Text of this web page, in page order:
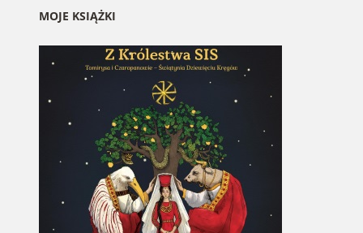
MOJE KSIĄŻKI